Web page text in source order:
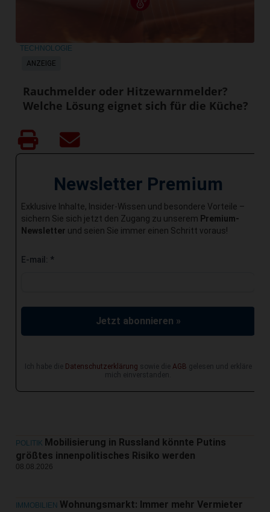
ANZEIGE
TECHNOLOGIE
Rauchmelder oder Hitzewarnmelder?
Welche Lösung eignet sich für die Küche?
Newsletter Premium
Exklusive Inhalte, Insider-Wissen und besondere Vorteile –
sichern Sie sich jetzt den Zugang zu unserem Premium-
Newsletter und seien Sie immer einen Schritt voraus!
E-mail: *
Jetzt abonnieren »
Ich habe die Datenschutzerklärung sowie die AGB gelesen und erkläre
mich einverstanden.
POLITIK Mobilisierung in Russland könnte Putins
größtes innenpolitisches Risiko werden
08.08.2026
IMMOBILIEN Wohnungsmarkt: Immer mehr Vermieter